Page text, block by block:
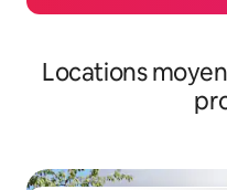
Locations